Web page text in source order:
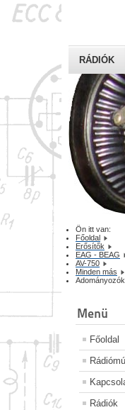
RÁDIÓK
Ön itt van:
Főoldal
Erősítők
EAG - BEAG
AV-750
Minden más
Menü
Főoldal
Rádiók